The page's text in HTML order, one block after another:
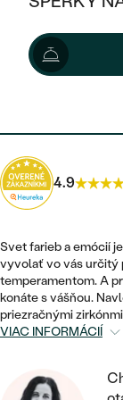
PODĽA ŠTÝLU
ETERNITY
VINTAGE
HALO
VINTAGE
SET
ZOSTAVTE SI
VÝPREDAJ
ŠPERKY
PODĽA TYPU
NÁUŠNICE
PRSTENE
PRÍVESKY
NÁRAMKY
SETY
PÁNSKE
PLATINOVÉ
KRUHOVÉ
VISIACE
SOLITÉR
V TVARE
ZLATÉ
PODĽA ŠTÝLU
SOLITÉR
SO
VÝPREDAJ
ZLATÉ
PODĽA ŠTÝLU
ETERNITY
279 €
Šperk vám
4.9
Svet farieb a emócií
vyvolať vo vás určitý
temperamentom. A
konáte s vášňou.
priezračnými
VIAC INFORMÁCIÍ